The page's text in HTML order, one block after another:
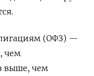
(ОФЗ) —
чем
выше, чем